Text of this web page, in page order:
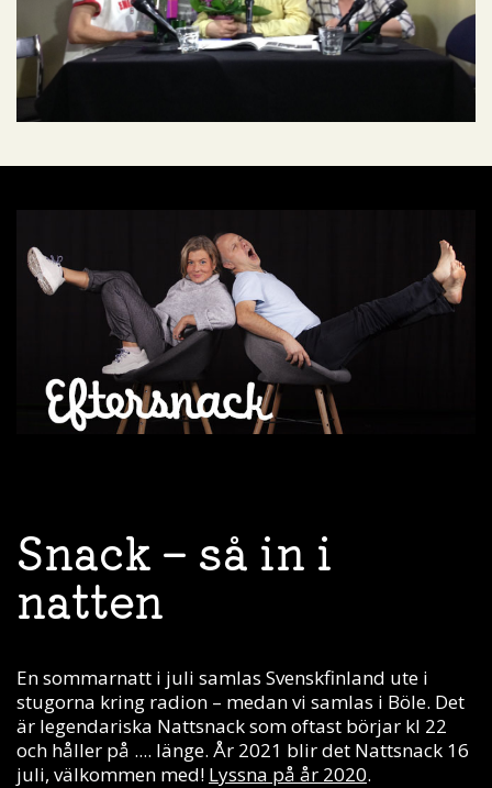
Snack – så in i
natten
En sommarnatt i juli samlas Svenskfinland ute i
stugorna kring radion – medan vi samlas i Böle. Det
är legendariska Nattsnack som oftast börjar kl 22
och håller på .... länge. År 2021 blir det Nattsnack 16
juli, välkommen med! Lyssna på år 2020.